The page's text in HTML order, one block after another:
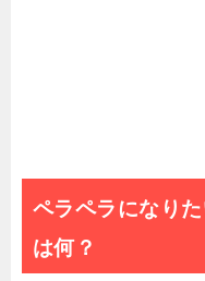
ペラペラになり
は何？